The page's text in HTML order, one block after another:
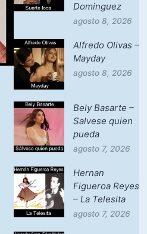
Dominguez
agosto 8, 2026
Alfredo Olivas –
Mayday
agosto 8, 2026
Bely Basarte –
Salvese quien
pueda
agosto 7, 2026
Hernan
Figueroa Reyes
– La Telesita
agosto 7, 2026